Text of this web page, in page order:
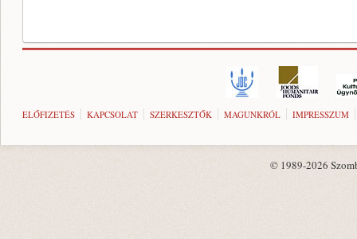
ELŐFIZETÉS KAPCSOLAT SZERKESZTŐK MAGUNKRÓL IMPRESSZUM
© 1989-2026